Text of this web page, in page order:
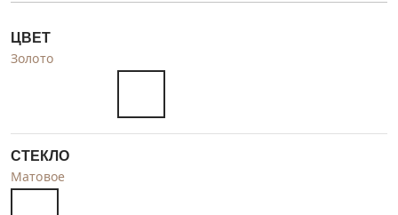
ЦВЕТ
Золото
СТЕКЛО
Матовое